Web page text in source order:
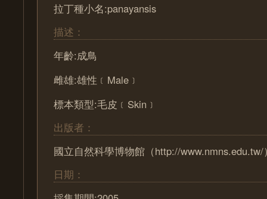
拉丁種小名:panayansis
描述：
年齡:成鳥
雌雄:雄性﹝Male﹞
標本類型:毛皮﹝Skin﹞
出版者：
國立自然科學博物館（http://www.nmns.edu.tw/
日期：